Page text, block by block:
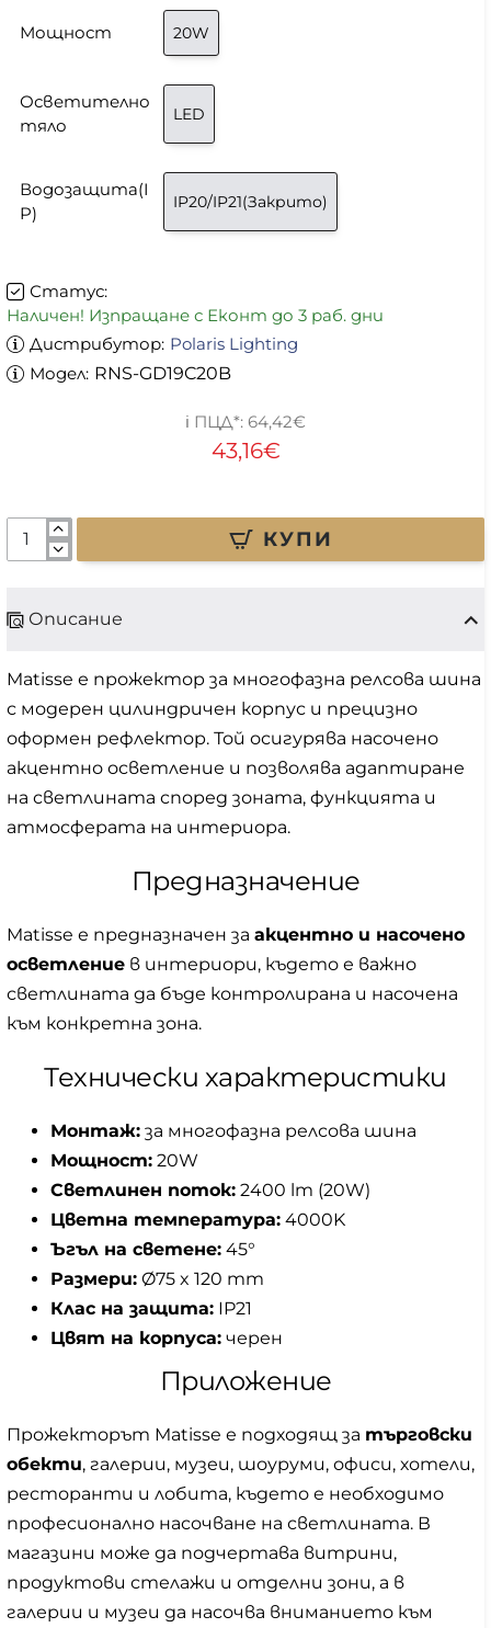
Статус:
Наличен! Изпращане с Еконт до 3 раб. дни
Дистрибутор: Polaris Lighting
Модел: RNS-GD19C20B
43,16€
64,42€
Мощност 20W
Осветително
тяло
LED
Водозащита(I
P)
IP20/IP21(Закрито)
КУПИ
Описание
Matisse е прожектор за многофазна релсова шина
с модерен цилиндричен корпус и прецизно
оформен рефлектор. Той осигурява насочено
акцентно осветление и позволява адаптиране
на светлината според зоната, функцията и
атмосферата на интериора.
Предназначение
Matisse е предназначен за акцентно и насочено
осветление в интериори, където е важно
светлината да бъде контролирана и насочена
към конкретна зона.
Технически характеристики
Монтаж: за многофазна релсова шина
Мощност: 20W
Светлинен поток: 2400 lm (20W)
Цветна температура: 4000K
Ъгъл на светене: 45°
Размери: Ø75 x 120 mm
Клас на защита: IP21
Цвят на корпуса: черен
Приложение
Прожекторът Matisse е подходящ за търговски
обекти, галерии, музеи, шоуруми, офиси, хотели,
ресторанти и лобита, където е необходимо
професионално насочване на светлината. В
магазини може да подчертава витрини,
продуктови стелажи и отделни зони, а в
галерии и музеи да насочва вниманието към